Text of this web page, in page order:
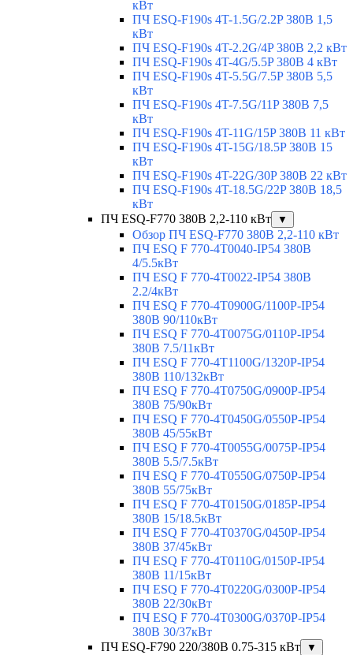
кВт
ПЧ ESQ-F190s 4T-1.5G/2.2P 380В 1,5
кВт
ПЧ ESQ-F190s 4T-2.2G/4P 380В 2,2 кВт
ПЧ ESQ-F190s 4T-4G/5.5P 380В 4 кВт
ПЧ ESQ-F190s 4T-5.5G/7.5P 380В 5,5
кВт
ПЧ ESQ-F190s 4T-7.5G/11P 380В 7,5
кВт
ПЧ ESQ-F190s 4T-11G/15P 380В 11 кВт
ПЧ ESQ-F190s 4T-15G/18.5P 380В 15
кВт
ПЧ ESQ-F190s 4T-22G/30P 380В 22 кВт
ПЧ ESQ-F190s 4T-18.5G/22P 380В 18,5
кВт
ПЧ ESQ-F770 380В 2,2-110 кВт
▼
Обзор ПЧ ESQ-F770 380В 2,2-110 кВт
ПЧ ESQ F 770-4T0040-IP54 380В
4/5.5кВт
ПЧ ESQ F 770-4T0022-IP54 380В
2.2/4кВт
ПЧ ESQ F 770-4Т0900G/1100P-IP54
380В 90/110кВт
ПЧ ESQ F 770-4T0075G/0110P-IP54
380В 7.5/11кВт
ПЧ ESQ F 770-4T1100G/1320P-IP54
380В 110/132кВт
ПЧ ESQ F 770-4T0750G/0900P-IP54
380В 75/90кВт
ПЧ ESQ F 770-4T0450G/0550P-IP54
380В 45/55кВт
ПЧ ESQ F 770-4T0055G/0075P-IP54
380В 5.5/7.5кВт
ПЧ ESQ F 770-4T0550G/0750P-IP54
380В 55/75кВт
ПЧ ESQ F 770-4T0150G/0185P-IP54
380В 15/18.5кВт
ПЧ ESQ F 770-4T0370G/0450P-IP54
380В 37/45кВт
ПЧ ESQ F 770-4T0110G/0150P-IP54
380В 11/15кВт
ПЧ ESQ F 770-4T0220G/0300P-IP54
380В 22/30кВт
ПЧ ESQ F 770-4T0300G/0370P-IP54
380В 30/37кВт
ПЧ ESQ-F790 220/380В 0.75-315 кВт
▼